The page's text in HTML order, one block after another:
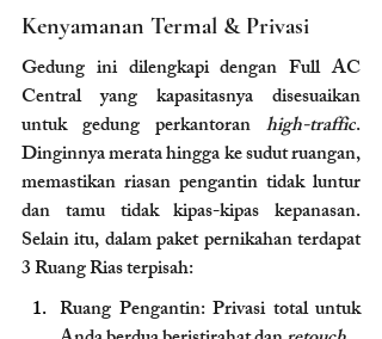
Kenyamanan Termal & Privasi
Gedung ini dilengkapi dengan Full AC
Central yang kapasitasnya disesuaikan
untuk gedung perkantoran high-traffic.
Dinginnya merata hingga ke sudut ruangan,
memastikan riasan pengantin tidak luntur
dan tamu tidak kipas-kipas kepanasan.
Selain itu, dalam paket pernikahan terdapat
3 Ruang Rias terpisah:
Ruang Pengantin: Privasi total untuk